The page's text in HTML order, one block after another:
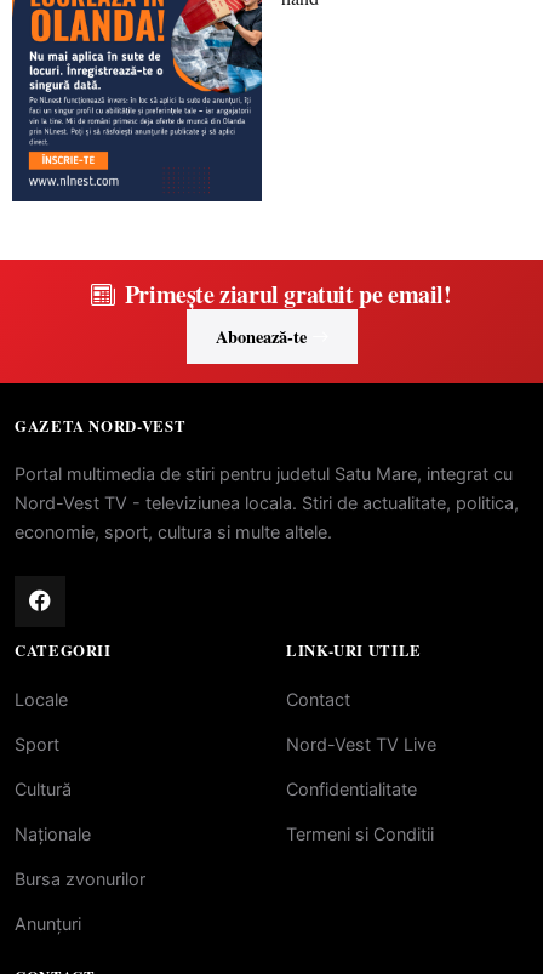
Primește ziarul gratuit pe email!
Abonează-te
GAZETA NORD-VEST
Portal multimedia de stiri pentru judetul Satu Mare, integrat cu
Nord-Vest TV - televiziunea locala. Stiri de actualitate, politica,
economie, sport, cultura si multe altele.
CATEGORII
Locale
Sport
Cultură
Naționale
Bursa zvonurilor
Anunțuri
LINK-URI UTILE
Contact
Nord-Vest TV Live
Confidentialitate
Termeni si Conditii